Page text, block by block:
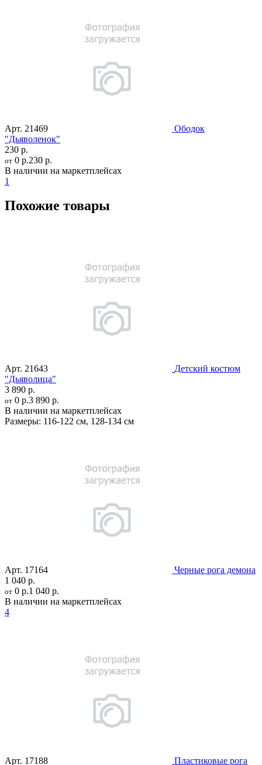
Арт. 21469
Ободок
"Дьяволенок"
230 р.
от 0 р.230 р.
В наличии на маркетплейсах
1
Похожие товары
Арт. 21643
Детский костюм
"Дьяволица"
3 890 р.
от 0 р.3 890 р.
В наличии на маркетплейсах
Размеры: 116-122 см, 128-134 см
Арт. 17164
Черные рога демона
1 040 р.
от 0 р.1 040 р.
В наличии на маркетплейсах
4
Арт. 17188 Пластиковые рога